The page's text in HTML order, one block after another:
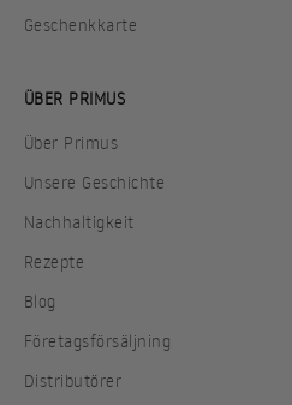
Geschenkkarte
ÜBER PRIMUS
Über Primus
Unsere Geschichte
Nachhaltigkeit
Rezepte
Blog
Företagsförsäljning
Distributörer